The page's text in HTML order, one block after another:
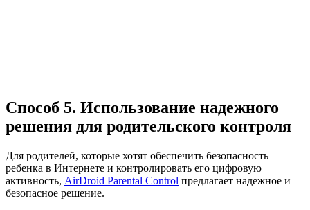
Способ 5. Использование надежного
решения для родительского контроля
Для родителей, которые хотят обеспечить безопасность
ребенка в Интернете и контролировать его цифровую
активность, AirDroid Parental Control предлагает надежное и
безопасное решение.